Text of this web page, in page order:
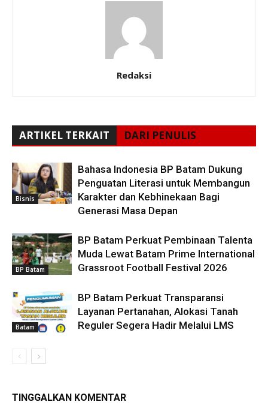
Redaksi
ARTIKEL TERKAIT DARI PENULIS
Bisnis
Bahasa Indonesia BP Batam Dukung
Penguatan Literasi untuk Membangun
Karakter dan Kebhinekaan Bagi
Generasi Masa Depan
BP Batam
BP Batam Perkuat Pembinaan Talenta
Muda Lewat Batam Prime International
Grassroot Football Festival 2026
Batam
BP Batam Perkuat Transparansi
Layanan Pertanahan, Alokasi Tanah
Reguler Segera Hadir Melalui LMS
TINGGALKAN KOMENTAR